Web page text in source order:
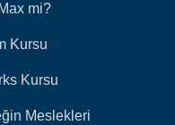
mi?
Kursu
Kursu
Meslekleri